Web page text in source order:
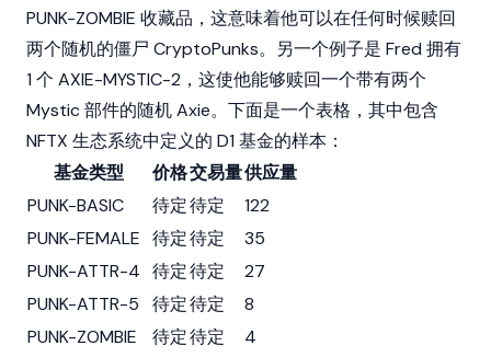
PUNK-ZOMBIE 收藏品，这意味着他可以在任何时候赎回
两个随机的僵尸 CryptoPunks。另一个例子是 Fred 拥有
1 个 AXIE-MYSTIC-2，这使他能够赎回一个带有两个
Mystic 部件的随机 Axie。下面是一个表格，其中包含
NFTX 生态系统中定义的 D1 基金的样本：
基金类型
价格交易量供应量
PUNK-BASIC
待定待定
122
PUNK-FEMALE 待定待定
35
PUNK-ATTR-4 待定待定
27
PUNK-ATTR-5
待定待定
8
PUNK-ZOMBIE
待定待定
4